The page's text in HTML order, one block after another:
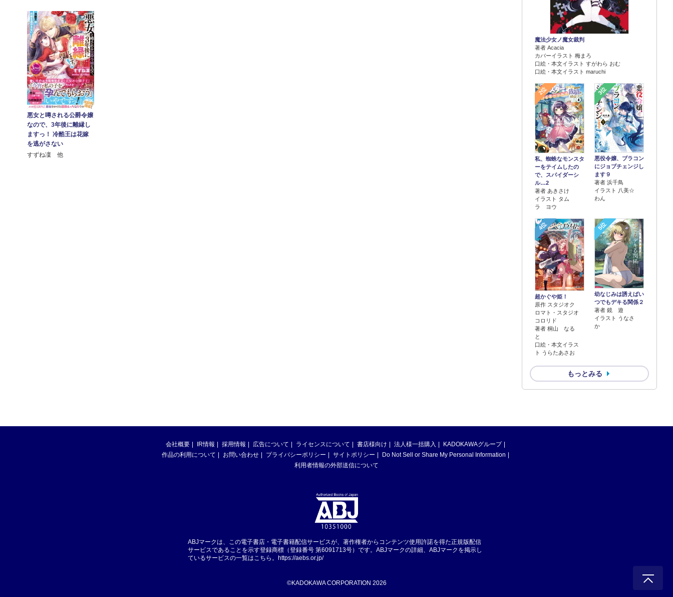
魔法少女ノ魔女裁判
著者 Acacia
カバーイラスト 梅まろ
口絵・本文イラスト すがわら おむ
口絵・本文イラスト maruchi
2位
私、蜘蛛なモンスタ
ーをテイムしたの
で、スパイダーシ
ル…2
著者 あきさけ
イラスト タム
ラ ヨウ
3位
悪役令嬢、ブラコン
にジョブチェンジし
ます９
著者 浜千鳥
イラスト 八美☆
わん
4位
超かぐや姫！
原作 スタジオク
ロマト・スタジオ
コロリド
著者 桐山 なる
と
口絵・本文イラス
ト うらたあさお
5位
幼なじみは誘えばい
つでもデキる関係２
著者 鏡 遊
イラスト うなさ
か
もっとみる
悪女と噂される公爵令嬢
なので、3年後に離縁し
ますっ！ 冷酷王は花嫁
を逃がさない
すずね凜 他
会社概要 IR情報 採用情報 広告について ライセンスについて 書店様向け 法人様一括購入
KADOKAWAグループ
作品の利用について
お問い合わせ プライバシーポリシー サイトポリシー
Do Not Sell or Share My Personal Information
利用者情報の外部送信について
ABJマークは、この電子書店・電子書籍配信サービスが、著作権者からコンテンツ使用許諾を得た正規版配信
サービスであることを示す登録商標（登録番号 第6091713号）です。ABJマークの詳細、ABJマークを掲示し
ているサービスの一覧はこちら。 https://aebs.or.jp/
©KADOKAWA CORPORATION 2026